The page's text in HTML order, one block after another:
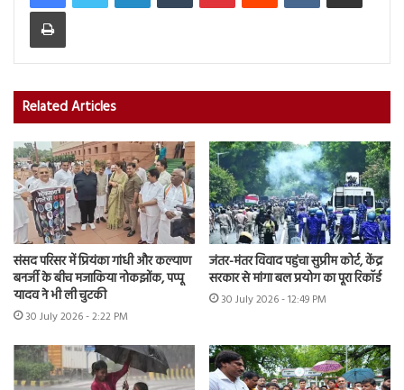
Print
Related Articles
संसद परिसर में प्रियंका गांधी और कल्याण
बनर्जी के बीच मजाकिया नोकझोंक, पप्पू
यादव ने भी ली चुटकी
30 July 2026 - 2:22 PM
जंतर-मंतर विवाद पहुंचा सुप्रीम कोर्ट, केंद्र
सरकार से मांगा बल प्रयोग का पूरा रिकॉर्ड
30 July 2026 - 12:49 PM